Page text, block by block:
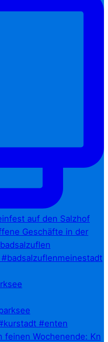
Wochenende: Kn